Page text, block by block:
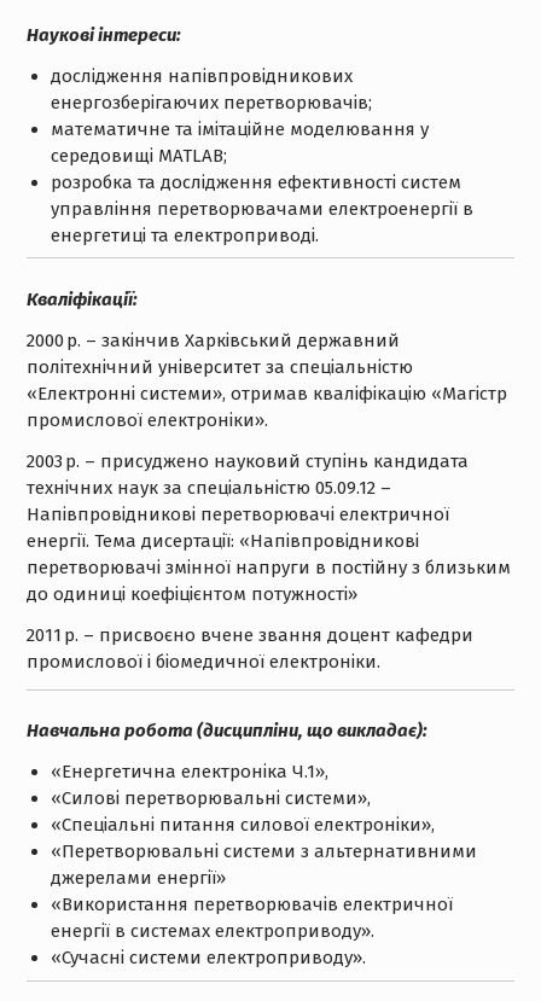
Наукові інтереси:
дослідження напівпровідникових
енергозберігаючих перетворювачів;
математичне та імітаційне моделювання у
середовищі MATLAB;
розробка та дослідження ефективності систем
управління перетворювачами електроенергії в
енергетиці та електроприводі.
Кваліфікації:
2000р. – закінчив Харківський державний
політехнічний університет за спеціальністю
«Електронні системи», отримав кваліфікацію «Магістр
промислової електроніки».
2003р. – присуджено науковий ступінь кандидата
технічних наук за спеціальністю 05.09.12 –
Напівпровідникові перетворювачі електричної
енергії. Тема дисертації: «Напівпровідникові
перетворювачі змінної напруги в постійну з близьким
до одиниці коефіцієнтом потужності»
2011 р. – присвоєно вчене звання доцент кафедри
промислової і біомедичної електроніки.
Навчальна робота (дисципліни, що викладає):
«Енергетична електроніка Ч.1»,
«Силові перетворювальні системи»,
«Спеціальні питання силової електроніки»,
«Перетворювальні системи з альтернативними
джерелами енергії»
«Використання перетворювачів електричної
енергії в системах електроприводу».
«Сучасні системи електроприводу».